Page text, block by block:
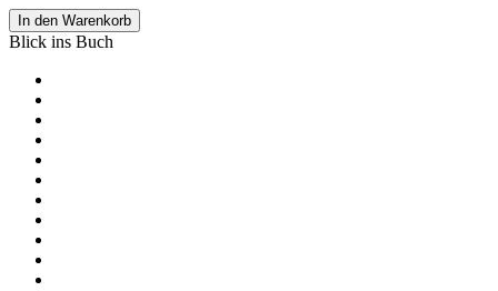
In den Warenkorb
Blick ins Buch